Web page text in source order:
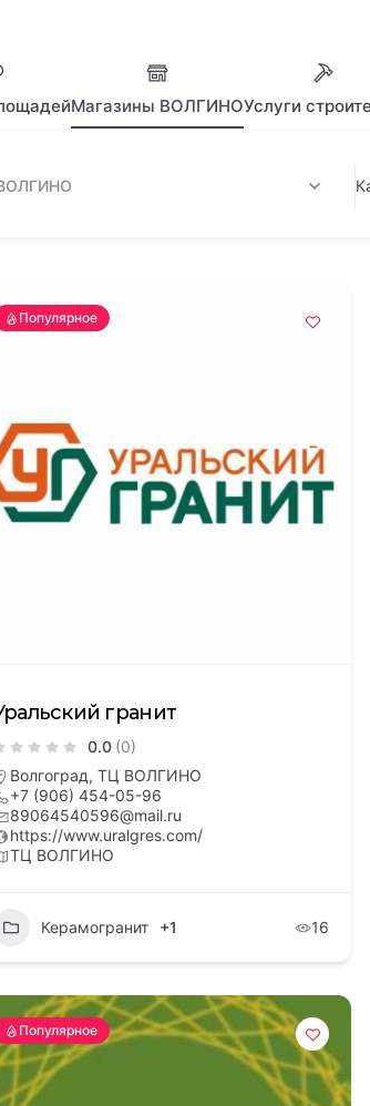
Магазины ВОЛГИНОУслуги
Популярное
гранит
0.0 (0)
Волгоград, ТЦ ВОЛГИНО
+7 (906) 454-05-96
89064540596@mail.ru
https://www.uralgres.com/
ТЦ ВОЛГИНО
Керамогранит +1 16
Популярное